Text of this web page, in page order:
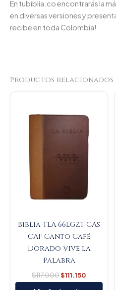
En tubiblia.co encontrarás la
en diversas versiones y
recibe en toda Colombia!
Productos relacionados
Biblia TLA 66LGZT CAS
CAF Canto Café
Dorado Vive la
Palabra
$117.000
$117.000.
$111.150
Current
$111.150.